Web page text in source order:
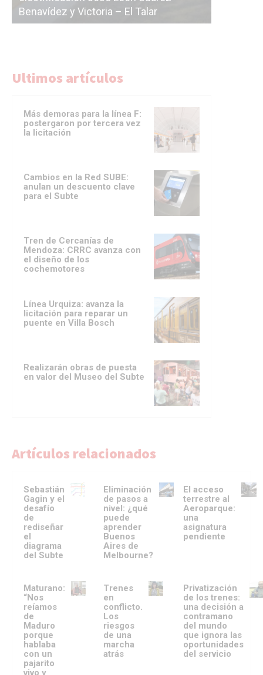
licitación de la línea F
Ultimos artículos
Más demoras para la línea F:
postergaron por tercera vez
la licitación
Cambios en la Red SUBE:
anulan un descuento clave
para el Subte
Tren de Cercanías de
Mendoza: CRRC avanza con
el diseño de los
cochemotores
Línea Urquiza: avanza la
licitación para reparar un
puente en Villa Bosch
Realizarán obras de puesta
en valor del Museo del Subte
Artículos relacionados
Sebastián
Gagin y el
desafío
de
rediseñar
el
diagrama
del Subte
Eliminación
de pasos a
nivel: ¿qué
puede
aprender
Buenos
Aires de
Melbourne?
El acceso
terrestre al
Aeroparque:
una
asignatura
pendiente
Maturano:
“Nos
reíamos
de
Maduro
porque
hablaba
con un
pajarito
vivo y
Trenes
en
conflicto.
Los
riesgos
de una
marcha
atrás
Privatización
de los trenes:
una decisión a
contramano
del mundo
que ignora las
oportunidades
del servicio